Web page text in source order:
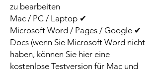
zu bearbeiten
✔ Mac / PC / Laptop
✔ Microsoft Word / Pages / Google
Docs (wenn Sie Microsoft Word nicht
haben, können Sie hier eine
kostenlose Testversion für Mac und